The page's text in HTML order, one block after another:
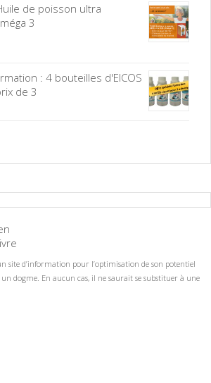
de poisson ultra
3
: 4 bouteilles d'EICOS
de 3
site d’information pour l’optimisation de son potentiel
un dogme. En aucun cas, il ne saurait se substituer à une